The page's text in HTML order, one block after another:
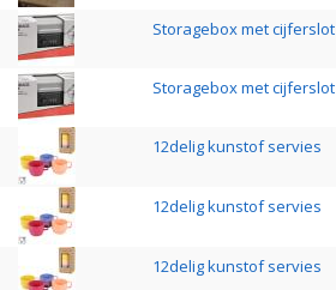
Storagebox met cijferslot
Storagebox met cijferslot
12delig kunstof servies
12delig kunstof servies
12delig kunstof servies